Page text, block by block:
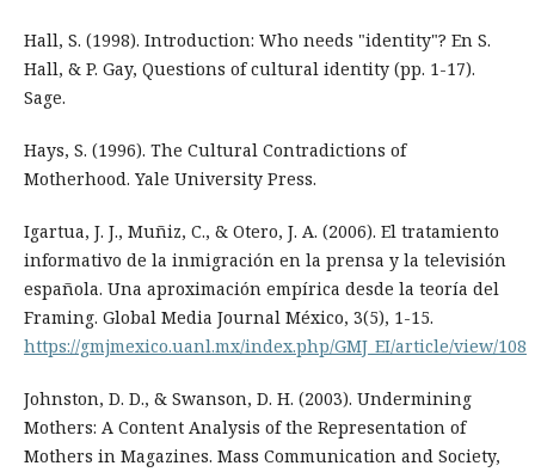
Hall, S. (1998). Introduction: Who needs "identity"? En S.
Hall, & P. Gay, Questions of cultural identity (pp. 1-17).
Sage.
Hays, S. (1996). The Cultural Contradictions of
Motherhood. Yale University Press.
Igartua, J. J., Muñiz, C., & Otero, J. A. (2006). El tratamiento
informativo de la inmigración en la prensa y la televisión
española. Una aproximación empírica desde la teoría del
Framing. Global Media Journal México, 3(5), 1-15.
https://gmjmexico.uanl.mx/index.php/GMJ_EI/article/view/108
Johnston, D. D., & Swanson, D. H. (2003). Undermining
Mothers: A Content Analysis of the Representation of
Mothers in Magazines. Mass Communication and Society,